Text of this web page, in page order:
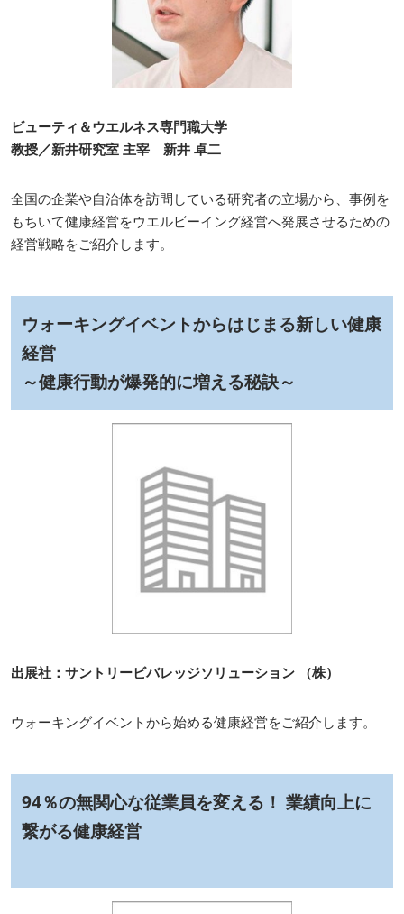
ビューティ＆ウエルネス専門職大学
教授／新井研究室 主宰 新井 卓二
全国の企業や自治体を訪問している研究者の立場から、事例を
もちいて健康経営をウエルビーイング経営へ発展させるための
経営戦略をご紹介します。
ウォーキングイベントからはじまる新しい健康
経営
～健康行動が爆発的に増える秘訣～
出展社：サントリービバレッジソリューション （株）
ウォーキングイベントから始める健康経営をご紹介します。
94％の無関心な従業員を変える！ 業績向上に
繋がる健康経営